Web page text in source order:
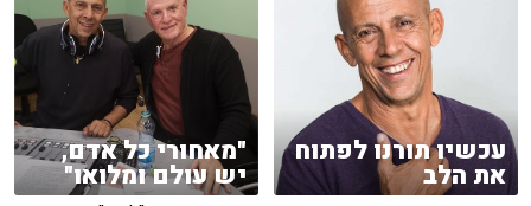
עכשיו תורנו לפתוח
את הלב
"מאחורי כל אדם,
יש עולם ומלואו"